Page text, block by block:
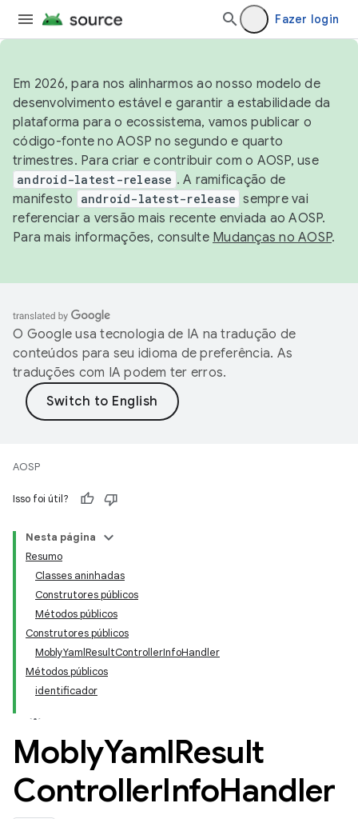
Fazer login
Em 2026, para nos alinharmos ao nosso modelo de
desenvolvimento estável e garantir a estabilidade da
plataforma para o ecossistema, vamos publicar o
código-fonte no AOSP no segundo e quarto
trimestres. Para criar e contribuir com o AOSP, use
android-latest-release . A ramificação de
manifesto
android-latest-release sempre vai
referenciar a versão mais recente enviada ao AOSP.
Para mais informações, consulte Mudanças no AOSP.
O Google usa tecnologia de IA na tradução de
conteúdos para seu idioma de preferência. As
traduções com IA podem ter erros.
AOSP
Isso foi útil?
Nesta página
Resumo
Classes aninhadas
Construtores públicos
Métodos públicos
Construtores públicos
MoblyYamlResultControllerInfoHandler
Métodos públicos
identificador
MoblyYamlResult
ControllerInfoHandler